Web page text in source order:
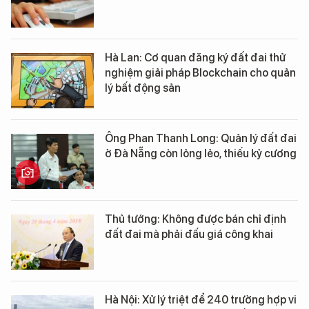
Hà Lan: Cơ quan đăng ký đất đai thử
nghiệm giải pháp Blockchain cho quản
lý bất động sản
Ông Phan Thanh Long: Quản lý đất đai
ở Đà Nẵng còn lỏng lẻo, thiếu kỷ cương
Thủ tướng: Không được bán chỉ định
đất đai mà phải đấu giá công khai
Hà Nội: Xử lý triệt để 240 trường hợp vi